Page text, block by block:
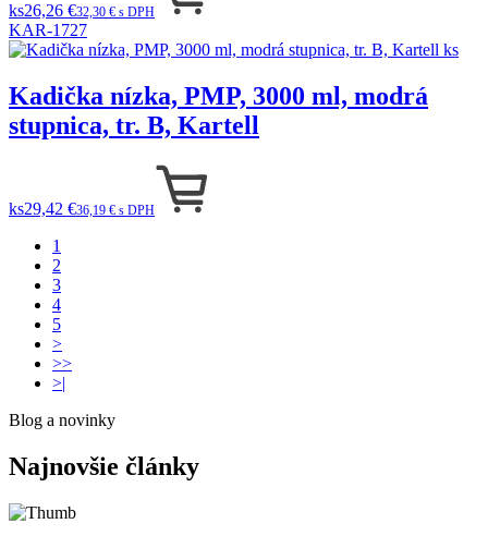
ks26,26 €32,30 € s DPH
KAR-1727
Kadička nízka, PMP, 3000 ml, modrá
stupnica, tr. B, Kartell
ks29,42 €36,19 € s DPH
1
2
3
4
5
>
>>
>|
Blog a novinky
Najnovšie články